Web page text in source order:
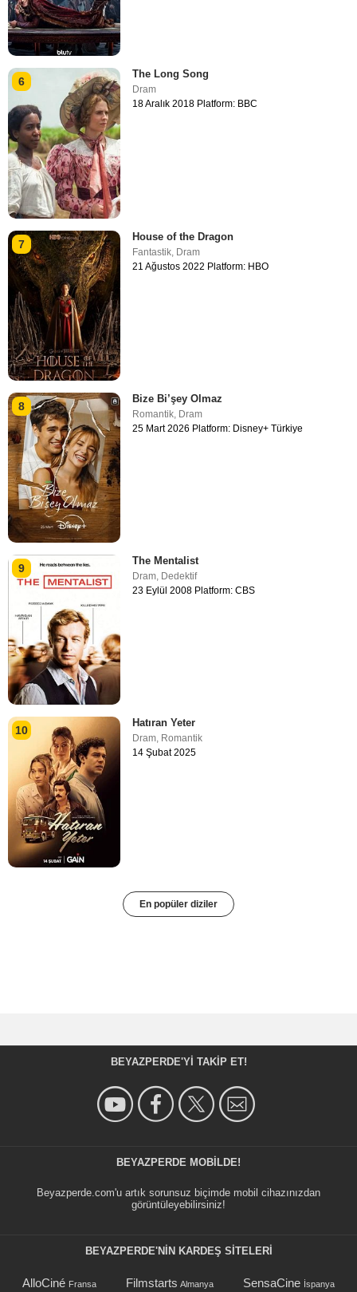
6
The Long Song
Dram
18 Aralık 2018 Platform: BBC
7
House of the Dragon
Fantastik Dram
21 Ağustos 2022 Platform: HBO
8
Bize Bi’şey Olmaz
Romantik, Dram
25 Mart 2026 Platform: Disney+ Türkiye
9
The Mentalist
Dram, Dedektif
23 Eylül 2008 Platform: CBS
10
Hatıran Yeter
Dram, Romantik
14 Şubat 2025
En popüler diziler
BEYAZPERDE'YI TAKIP ET!
BEYAZPERDE MOBILDE!
Beyazperde.com'u artık sorunsuz biçimde mobil cihazınızdan
görüntüleyebilirsiniz!
BEYAZPERDE'NIN KARDEŞ SİTELERİ
AlloCiné Fransa Filmstarts Almanya SensaCine İspanya